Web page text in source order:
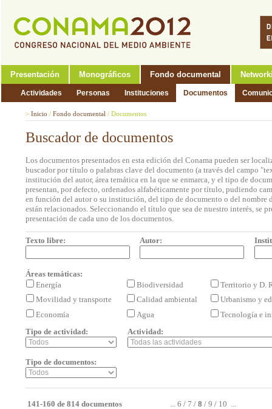
Presentación Monográficos Fondo documental
Actividades Personas Instituciones Documentos
> Inicio / Fondo documental / Documentos
Buscador de documentos
Los documentos presentados en esta edición del Conama pueden ser
buscador por título o palabras clave del documento (a través del campo
institución del autor, área temática en la que se enmarca, y el tipo de
presentan, por defecto, ordenados alfabéticamente por título, pudiendo
en función del autor o su institución, del tipo de documento o del nombre
están relacionados. Seleccionando el título que sea de nuestro interés, se
presentación de cada uno de los documentos.
Texto libre: Autor:
Áreas temáticas:
Energía
Biodiversidad
Territorio y D.
Movilidad y transporte
Calidad ambiental
Urbanismo y
Economía
Agua
Tecnología e
Tipo de actividad:
Actividad:
Tipo de documentos:
141-160 de 814 documentos ... 6 / 7 / 8 / 9 / 10 ...